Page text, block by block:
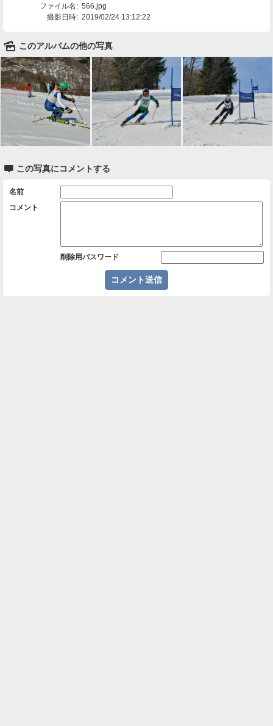
ファイル名: 566.jpg
撮影日時: 2019/02/24 13:12:22
🌄 このアルバムの他の写真
 この写真にコメントする
名前
コメント
削除用パスワード